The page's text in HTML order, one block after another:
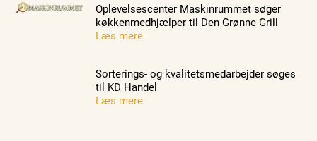
Oplevelsescenter Maskinrummet søger
køkkenmedhjælper til Den Grønne Grill
Læs mere
Sorterings- og kvalitetsmedarbejder søges
til KD Handel
Læs mere